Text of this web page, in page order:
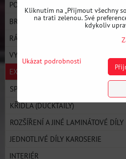
POLYURETANOVÉ SILENTBLOKY -
BRZDY
RÁMY A BASH-BARY
VYZTUŽENÍ KAROSERIE
EXTERIÉR / KAROSÉRIE
SPOILER / SPLITTER / DIFUZOR
KŘÍDLA (DUCKTAILY)
ROZŠÍŘENÍ A JINÉ LAMINÁTOVÉ DÍLY
JEDNOTLIVÉ DÍLY KAROSERIE
INTERIÉR
Kliknutím na „Přijmout všechny
na trati zelenou. Své
kdykoliv
Ukázat podrobnosti